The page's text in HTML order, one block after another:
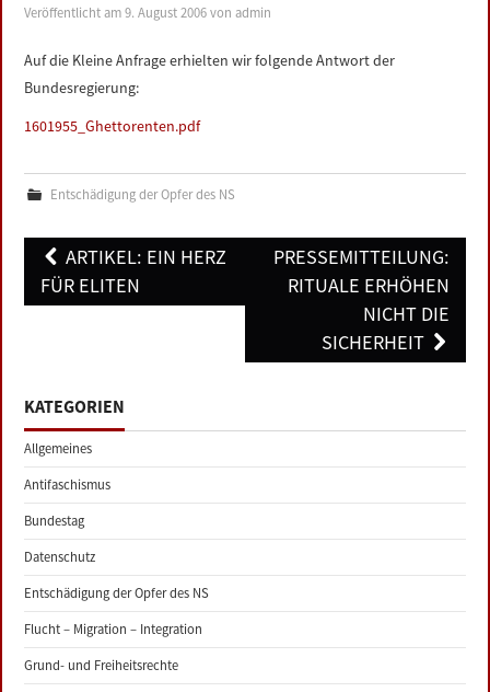
Veröffentlicht am9. August 2006 vonadmin
Auf die Kleine Anfrage erhielten wir folgende Antwort der
Bundesregierung:
1601955_Ghettorenten.pdf
Entschädigung der Opfer des NS
Post
navigation
ARTIKEL: EIN HERZ
FÜR ELITEN
PRESSEMITTEILUNG:
RITUALE ERHÖHEN
NICHT DIE
SICHERHEIT
KATEGORIEN
Allgemeines
Antifaschismus
Bundestag
Datenschutz
Entschädigung der Opfer des NS
Flucht – Migration – Integration
Grund- und Freiheitsrechte